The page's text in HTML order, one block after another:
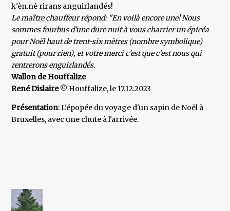
k'èn.nè rirans anguirlandés!
Le maître chauffeur répond: "En voilà encore une! Nous
sommes fourbus d'une dure nuit à vous charrier un épicéa
pour Noël haut de trent-six mètres (nombre symbolique)
gratuit (pour rien), et votre merci c'est que c'est nous qui
rentrerons enguirlandés.
Wallon de Houffalize
René Dislaire© Houffalize, le 17.12.2023
Présentation: L'épopée du voyage d'un sapin de Noël à
Bruxelles, avec une chute à l'arrivée.